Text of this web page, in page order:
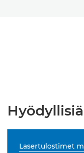
Lasertulostimet